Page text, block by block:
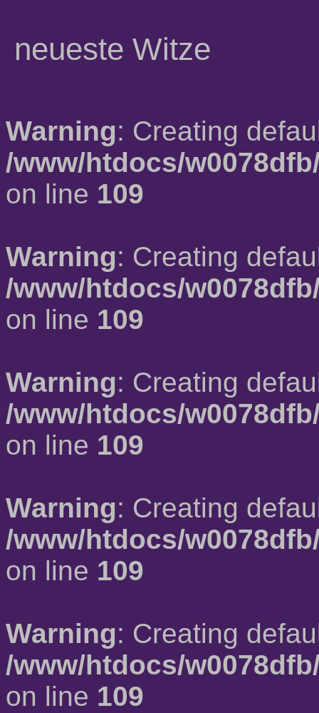
neueste Witze
Warning: Creating
/www/htdocs/
on line 109
Warning: Creating
/www/htdocs/
on line 109
Warning: Creating
/www/htdocs/
on line 109
Warning: Creating
/www/htdocs/
on line 109
Warning: Creating
/www/htdocs/
on line 109